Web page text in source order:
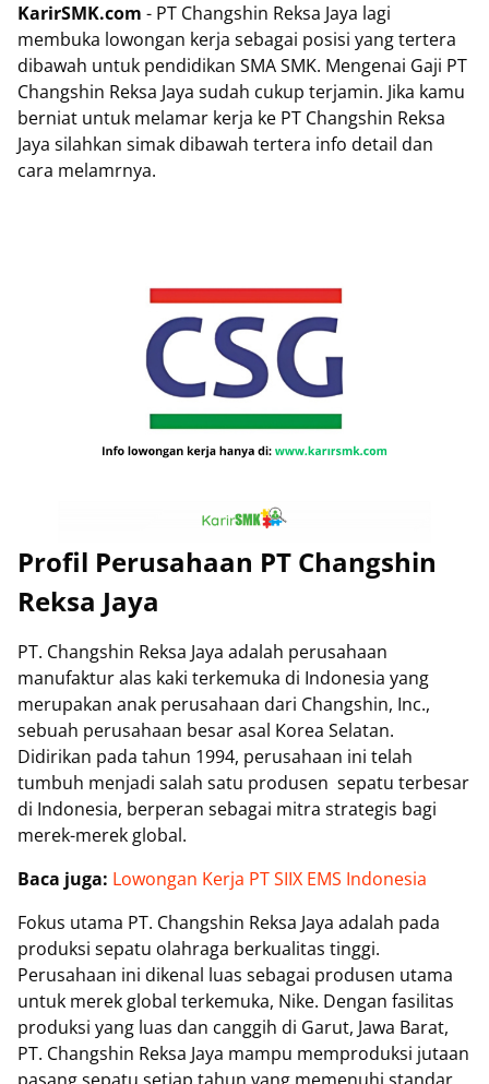
KarirSMK.com - PT Changshin Reksa Jaya lagi
membuka lowongan kerja sebagai posisi yang tertera
dibawah untuk pendidikan SMA SMK. Mengenai Gaji PT
Changshin Reksa Jaya sudah cukup terjamin. Jika kamu
berniat untuk melamar kerja ke PT Changshin Reksa
Jaya silahkan simak dibawah tertera info detail dan
cara melamrnya.
Profil Perusahaan PT Changshin
Reksa Jaya
PT. Changshin Reksa Jaya adalah perusahaan
manufaktur alas kaki terkemuka di Indonesia yang
merupakan anak perusahaan dari Changshin, Inc.,
sebuah perusahaan besar asal Korea Selatan.
Didirikan pada tahun 1994, perusahaan ini telah
tumbuh menjadi salah satu produsen sepatu terbesar
di Indonesia, berperan sebagai mitra strategis bagi
merek-merek global.
Baca juga: Lowongan Kerja PT SIIX EMS Indonesia
Fokus utama PT. Changshin Reksa Jaya adalah pada
produksi sepatu olahraga berkualitas tinggi.
Perusahaan ini dikenal luas sebagai produsen utama
untuk merek global terkemuka, Nike. Dengan fasilitas
produksi yang luas dan canggih di Garut, Jawa Barat,
PT. Changshin Reksa Jaya mampu memproduksi jutaan